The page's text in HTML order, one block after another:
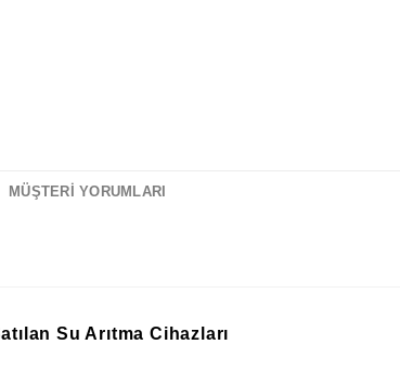
MÜŞTERI YORUMLARI
Su Arıtma Cihazları